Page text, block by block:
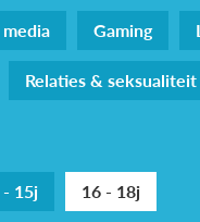
Gaming
Relaties & seksualiteit
15j 16 - 18j